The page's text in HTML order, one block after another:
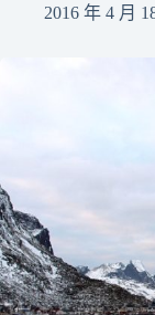
2016 年 4 月